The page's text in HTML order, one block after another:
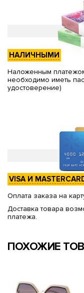
НАЛИЧНЫМИ
Наложенным
необходимо иметь
удостоверение)
VISA И
Оплата заказа на
Доставка товара
платежа.
ПОХОЖИЕ